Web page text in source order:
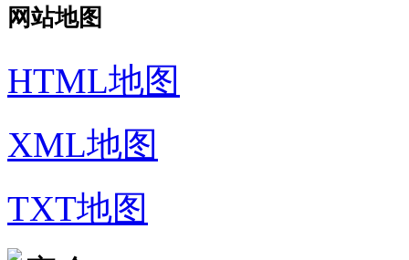
网站地图
HTML地图
XML地图
TXT地图